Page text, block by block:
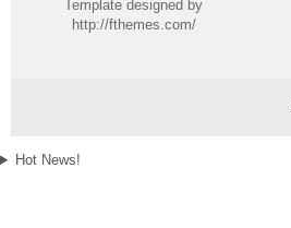
Template designed by
http://fthemes.com/
Hot News!